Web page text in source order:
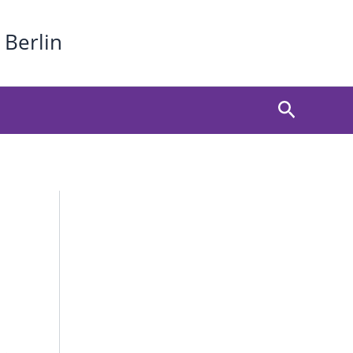
Berlin
Suchen